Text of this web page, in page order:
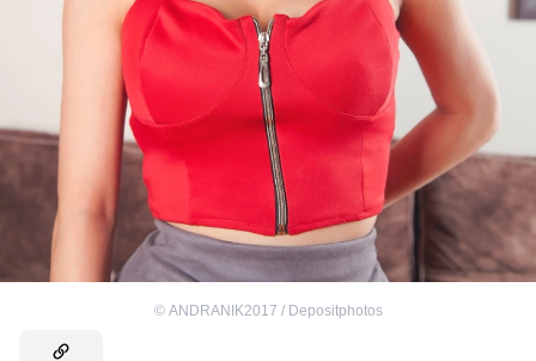
© ANDRANIK2017 / Depositphotos